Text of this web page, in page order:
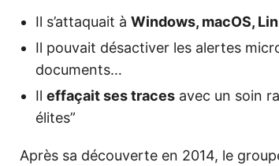
Il s’attaquait à Windows, macOS,
Il pouvait désactiver les alertes
documents…
Il effaçait ses traces avec un soin
élites”
Après sa découverte en 2014, le